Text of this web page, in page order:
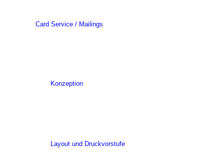
Card Service / Mailings
Konzeption
Layout und Druckvorstufe